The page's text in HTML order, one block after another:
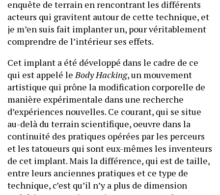
enquête de terrain en rencontrant les différents
acteurs qui gravitent autour de cette technique, et
je m’en suis fait implanter un, pour véritablement
comprendre de l’intérieur ses effets.
Cet implant a été développé dans le cadre de ce
qui est appelé le Body Hacking, un mouvement
artistique qui prône la modification corporelle de
manière expérimentale dans une recherche
d’expériences nouvelles. Ce courant, qui se situe
au-delà du terrain scientifique, oeuvre dans la
continuité des pratiques opérées par les perceurs
et les tatoueurs qui sont eux-mêmes les inventeurs
de cet implant. Mais la différence, qui est de taille,
entre leurs anciennes pratiques et ce type de
technique, c’est qu’il n’y a plus de dimension